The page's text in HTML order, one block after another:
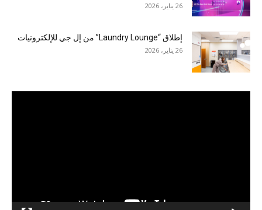
26 يناير، 2026
إطلاق “Laundry Lounge” من إل جي للإلكترونيات
26 يناير، 2026